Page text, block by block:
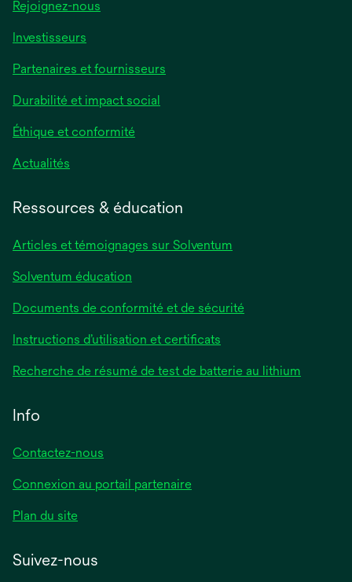
Rejoignez-nous
Investisseurs
Partenaires et fournisseurs
Durabilité et impact social
Éthique et conformité
Actualités
Ressources & éducation
Articles et témoignages sur Solventum
Solventum éducation
Documents de conformité et de sécurité
Instructions d’utilisation et certificats
Recherche de résumé de test de batterie au lithium
Info
Contactez-nous
Connexion au portail partenaire
Plan du site
Suivez-nous